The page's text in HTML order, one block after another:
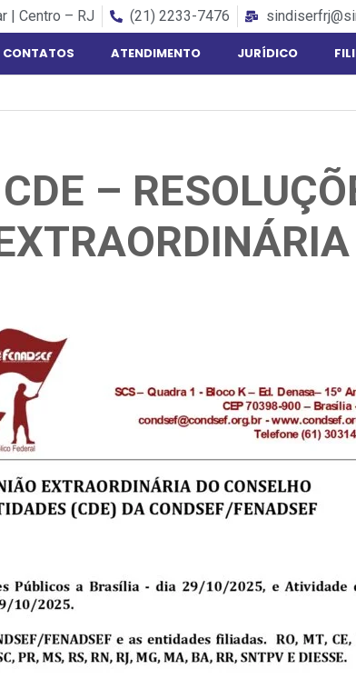
| Centro – RJ (21) 2233-7476
CONTATOS ATENDIMENTO JURÍDICO
CDE –